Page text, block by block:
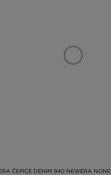
ČEPICE DENIM 940 NEWERA NONE